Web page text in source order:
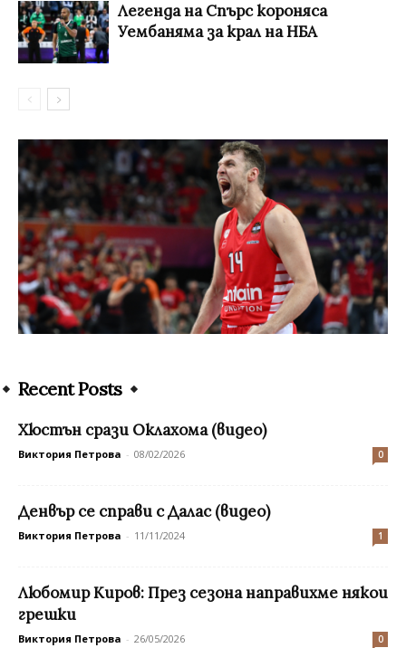
Легенда на Спърс короняса
Уембаняма за крал на НБА
Recent Posts
Хюстън срази Оклахома (видео)
Виктория Петрова - 08/02/2026 0
Денвър се справи с Далас (видео)
Виктория Петрова - 11/11/2024 1
Любомир Киров: През сезона направихме някои
грешки
Виктория Петрова - 26/05/2026 0